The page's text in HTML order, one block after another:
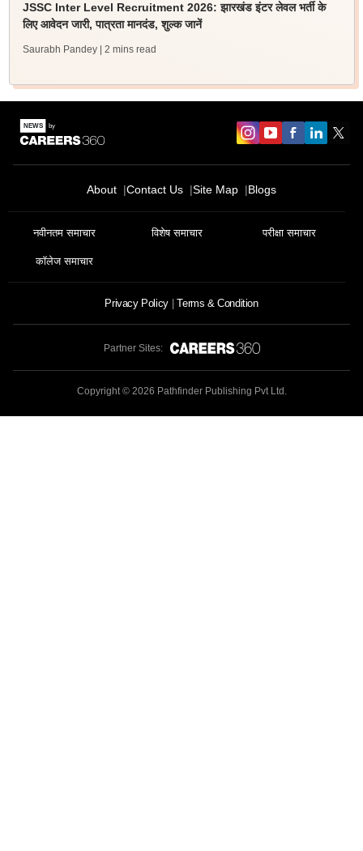
JSSC Inter Level Recruitment 2026: झारखंड इंटर लेवल भर्ती के
लिए आवेदन जारी, पात्रता मानदंड, शुल्क जानें
Saurabh Pandey | 2 mins read
About Contact Us Site Map Blogs
नवीनतम समाचार विशेष समाचार परीक्षा समाचार
कॉलेज समाचार
Privacy Policy Terms & Condition
Partner Sites:
Copyright © 2026 Pathfinder Publishing Pvt Ltd.